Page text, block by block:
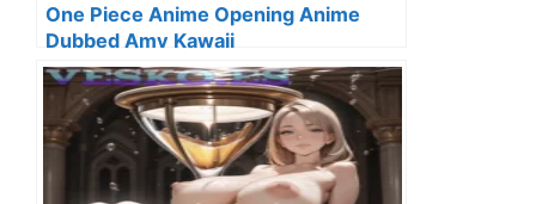
One Piece Anime Opening Anime
Dubbed Amv Kawaii